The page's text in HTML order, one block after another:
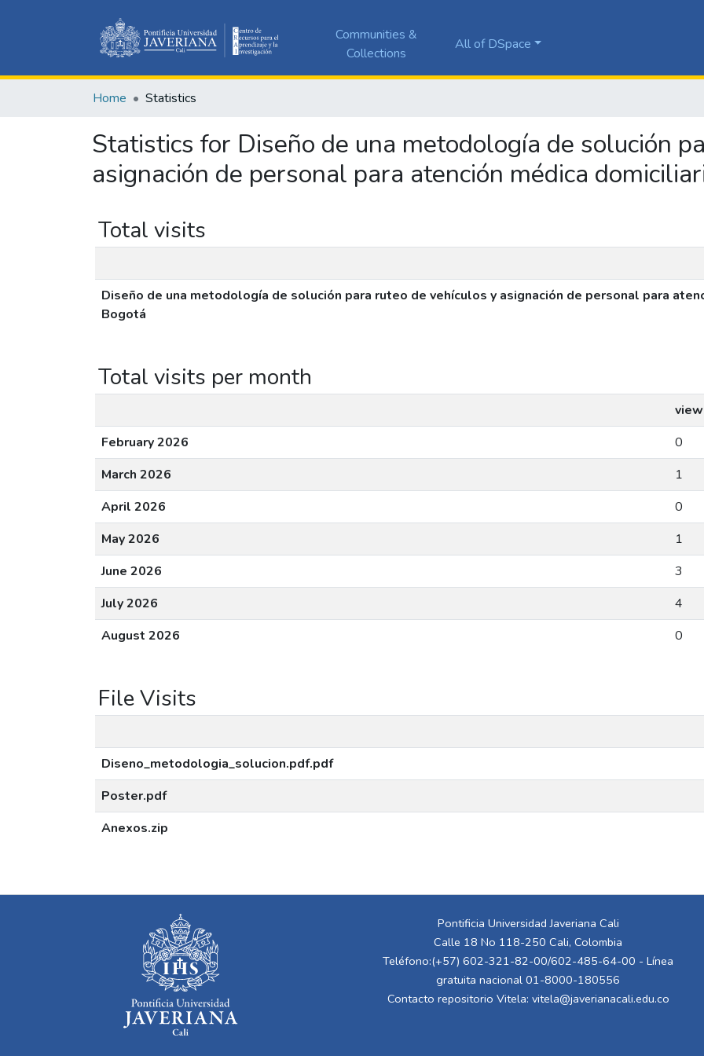
Communities &
Collections
All of DSpace
Home Statistics
Statistics for Diseño de una metodología de solución
asignación de personal para atención médica
Total visits
Diseño de una metodología de solución para ruteo de vehículos y asignación de personal para
Bogotá
Total visits per month
February 2026
0
March 2026
1
April 2026
0
May 2026
1
June 2026
3
July 2026
4
August 2026
0
File Visits
Diseno_metodologia_solucion.pdf.pdf
Poster.pdf
Anexos.zip
Pontificia Universidad Javeriana Cali
Calle 18 No 118-250 Cali, Colombia
Teléfono:(+57) 602-321-82-00/602-485-64-00 - Línea
gratuita nacional 01-8000-180556
Contacto repositorio Vitela: vitela@javerianacali.edu.co